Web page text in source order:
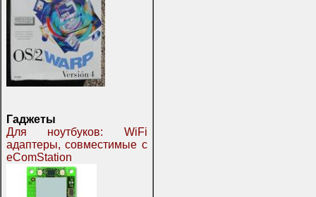
Гаджеты
Для ноутбуков: WiFi
адаптеры, совместимые с
eComStation